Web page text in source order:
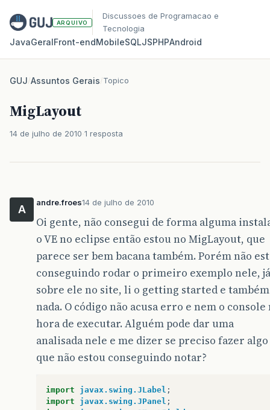
ARQUIVO
Discussoes de Programacao e
Tecnologia
JavaGeralFront‑endMobileSQLJSPHPAndroid
GUJ/Assuntos Gerais/Topico
MigLayout
14 de julho de 2010 1 resposta
A
andre.froes14 de julho de 2010
Oi gente, não consegui de forma alguma
o VE no eclipse então estou no MigLayout, que
parece ser bem bacana também. Porém não
conseguindo rodar o primeiro exemplo nele,
sobre ele no site, li o getting started e também
nada. O código não acusa erro e nem o console
hora de executar. Alguém pode dar uma
analisada nele e me dizer se preciso fazer algo
que não estou conseguindo notar?
import javax.swing.JLabel ;
import
javax.swing.JPanel ;